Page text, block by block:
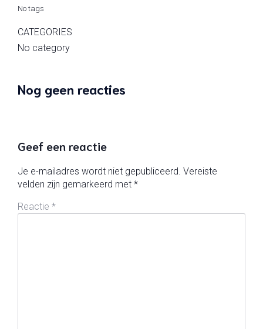
No tags
CATEGORIES
No category
Nog geen reacties
Geef een reactie
Je e-mailadres wordt niet gepubliceerd. Vereiste
velden zijn gemarkeerd met *
Reactie *